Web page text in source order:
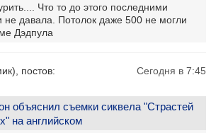
Что то до этого последними
давала. Потолок даже 500 не могли
Дэдпула
постов:
Сегодня в 7:45
объяснил съемки сиквела "Страстей
на английском